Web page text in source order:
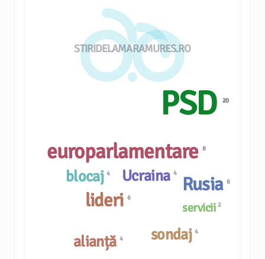
STIRIDELAMARAMURES.RO
PSD20
servicii 2
europarlamentare8
Ucraina 4
Rusia6
sondaj4
blocaj4
lideri 6
alianță 4